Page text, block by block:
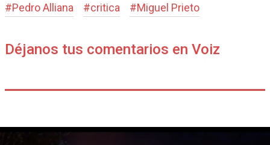
#Pedro Alliana #critica #Miguel Prieto
Déjanos tus comentarios en Voiz